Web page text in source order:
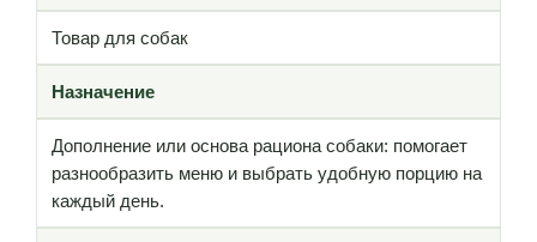
Товар для собак
Назначение
Дополнение или основа рациона собаки: помогает
разнообразить меню и выбрать удобную порцию на
каждый день.